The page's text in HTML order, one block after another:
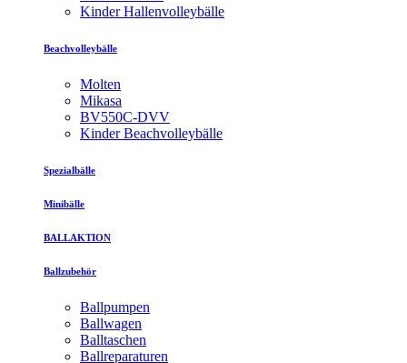
Kinder Hallenvolleybälle
Beachvolleybälle
Molten
Mikasa
BV550C-DVV
Kinder Beachvolleybälle
Spezialbälle
Minibälle
BALLAKTION
Ballzubehör
Ballpumpen
Ballwagen
Balltaschen
Ballreparaturen